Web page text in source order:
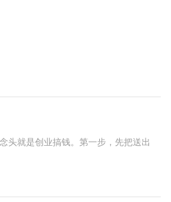
头就是创业搞钱。第一步，先把送出